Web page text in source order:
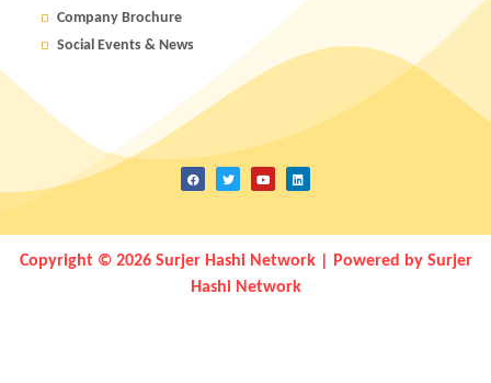
Company Brochure
Social Events & News
Copyright © 2026 Surjer Hashi Network | Powered by Surjer
Hashi Network